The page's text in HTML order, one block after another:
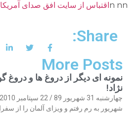
n nnاقتباس از سايت افق صداى آمريكا
Share:
More Posts
نمونه ای دیگر از دروغ ها و دروغ
نژاد!
شهریور به رم رفتم و ویزای آلمان را از